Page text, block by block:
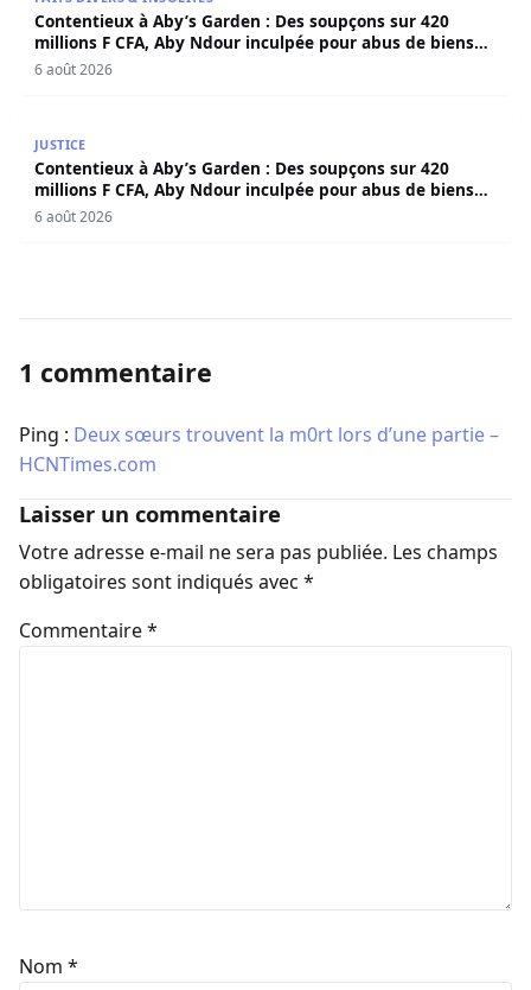
Contentieux à Aby’s Garden : Des soupçons sur 420
millions F CFA, Aby Ndour inculpée pour abus de biens
sociaux
6 août 2026
JUSTICE
Contentieux à Aby’s Garden : Des soupçons sur 420
millions F CFA, Aby Ndour inculpée pour abus de biens
sociaux
6 août 2026
1 commentaire
Ping : Deux sœurs trouvent la m0rt lors d’une partie –
HCNTimes.com
Laisser un commentaire
Votre adresse e-mail ne sera pas publiée. Les champs
obligatoires sont indiqués avec *
Commentaire*
Nom *